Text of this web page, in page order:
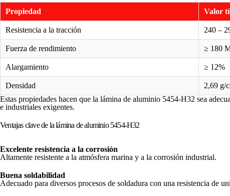
Propiedad Valor
Resistencia a la tracción 240 –
Fuerza de rendimiento ≥ 180
Alargamiento ≥ 12%
Densidad
2,69 g/
Estas propiedades hacen que la lámina de aluminio 5454-H32 sea
e industriales exigentes.
Ventajas clave de la lámina de aluminio 5454-H32
Excelente resistencia a la corrosión
Altamente resistente a la atmósfera marina y a la corrosión industrial.
Buena soldabilidad
Adecuado para diversos procesos de soldadura con una resistencia de